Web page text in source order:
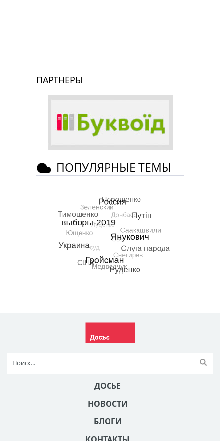
ПАРТНЕРЫ
ПОПУЛЯРНЫЕ ТЕМЫ
ДОСЬЕ
НОВОСТИ
БЛОГИ